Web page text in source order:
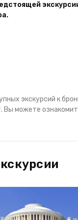
экскурсий к
Вы можете